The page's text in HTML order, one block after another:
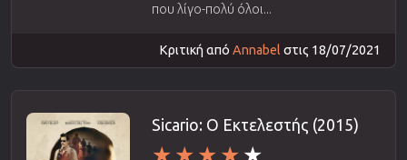
που λίγο-πολύ όλοι...
Κριτική από Annabel στις 18/07/2021
Sicario: Ο Εκτελεστής (2015)